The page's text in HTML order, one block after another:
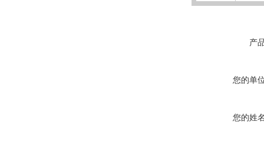
产
您的单
您的姓